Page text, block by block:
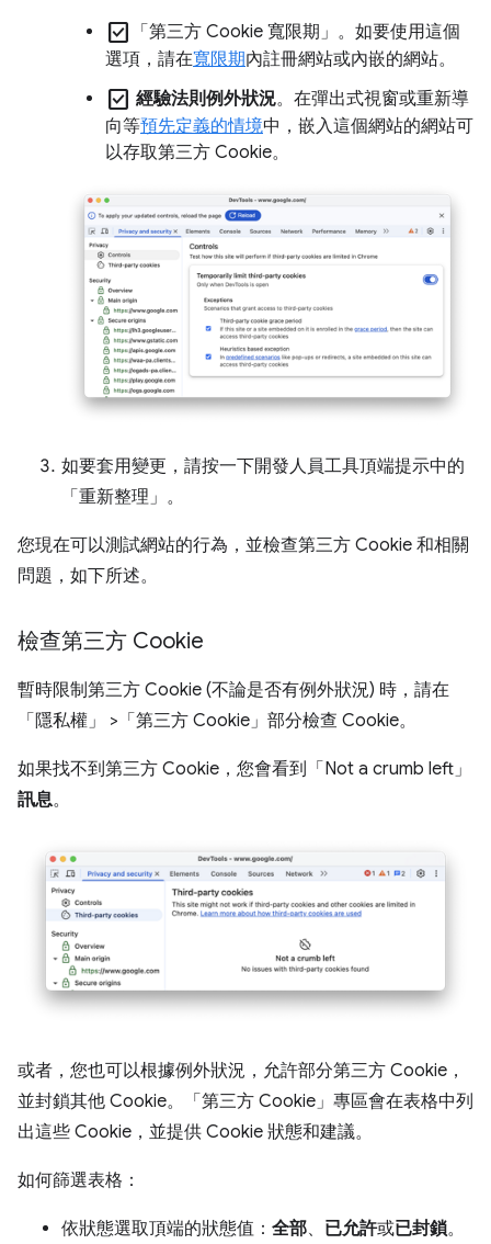
check_box 「第三方 Cookie 寬限期」 。如要使用這個
選項，請在寬限期內註冊網站或內嵌的網站。
check_box 經驗法則例外狀況。在彈出式視窗或重新導
向等預先定義的情境中，嵌入這個網站的網站可
以存取第三方 Cookie。
如要套用變更，請按一下開發人員工具頂端提示中的
「重新整理」 。
您現在可以測試網站的行為，並檢查第三方 Cookie 和相關
問題，如下所述。
檢查第三方 Cookie
暫時限制第三方 Cookie (不論是否有例外狀況) 時，請在
「隱私權」
>「第三方 Cookie」 部分檢查 Cookie。
如果找不到第三方 Cookie，您會看到「Not a crumb left」
訊息。
或者，您也可以根據例外狀況，允許部分第三方 Cookie，
並封鎖其他 Cookie。「第三方 Cookie」 專區會在表格中列
出這些 Cookie，並提供 Cookie 狀態和建議。
如何篩選表格：
依狀態選取頂端的狀態值： 全部、 已允許或已封鎖。